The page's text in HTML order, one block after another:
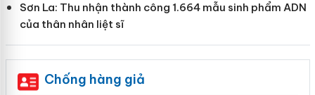
Sơn La: Thu nhận thành công 1.664 mẫu sinh phẩm ADN
của thân nhân liệt sĩ
Chống hàng giả